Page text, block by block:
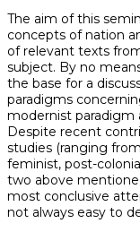
The aim of this
concepts of nation
of relevant texts
subject. By no
the base for a
paradigms
modernist paradigm
Despite recent
studies (ranging
feminist, post-
two above
most conclusive
not always easy to